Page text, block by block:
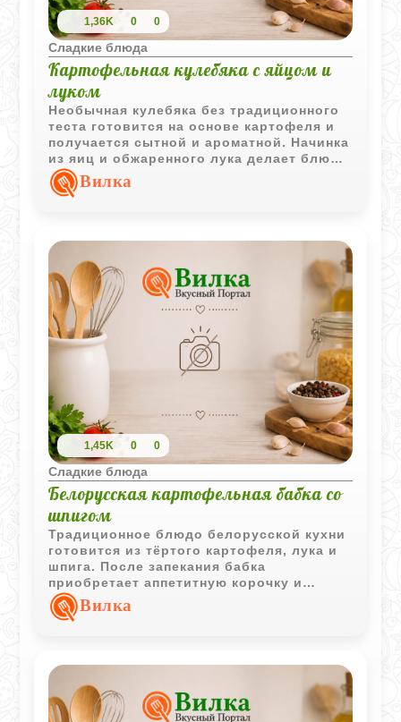
1,36K 0 0
Сладкие блюда
Картофельная кулебяка с яйцом и
луком
Необычная кулебяка без традиционного
теста готовится на основе картофеля и
получается сытной и ароматной. Начинка
из яиц и обжаренного лука делает блюдо
особенно подходящим для семейного
обеда или ужина.
Вилка
1,45K 0 0
Сладкие блюда
Белорусская картофельная бабка со
шпигом
Традиционное блюдо белорусской кухни
готовится из тёртого картофеля, лука и
шпига. После запекания бабка
приобретает аппетитную корочку и
насыщенный вкус, оставаясь одним из
самых узнаваемых картофельных блюд.
Вилка